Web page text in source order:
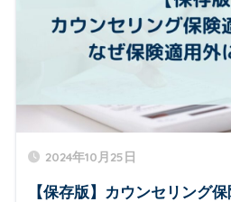
2024年10月25日
【保存版】カウンセリング